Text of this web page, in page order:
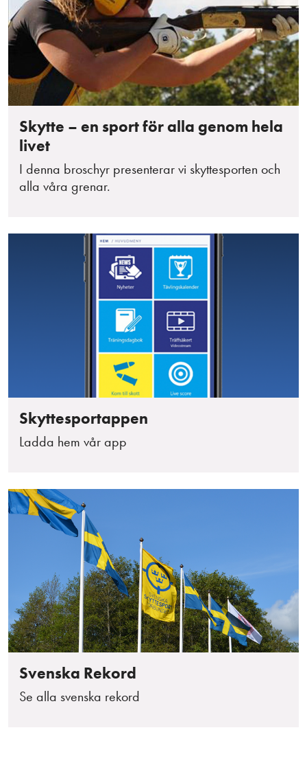
Skytte – en sport för alla genom hela
livet
I denna broschyr presenterar vi skyttesporten och
alla våra grenar.
Skyttesportappen
Ladda hem vår app
Svenska Rekord
Se alla svenska rekord